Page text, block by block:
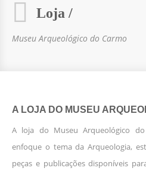
Loja /
Museu Arqueológico do Carmo
A LOJA DO MUSEU
A loja do Museu Arqueológico
enfoque o tema da Arqueologia,
peças e publicações disponíveis